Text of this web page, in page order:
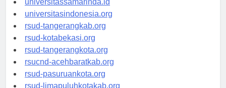
universitassamarinda.id
universitasindonesia.org
rsud-tangerangkab.org
rsud-kotabekasi.org
rsud-tangerangkota.org
rsucnd-acehbaratkab.org
rsud-pasuruankota.org